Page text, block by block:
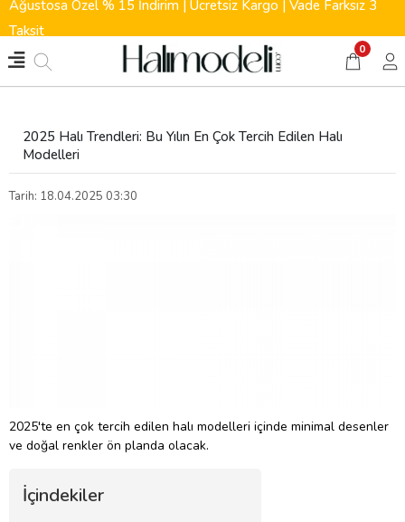
Ağustosa Özel % 15 İndirim | Ücretsiz Kargo | Vade Farksız 3
Taksit
0
2025 Halı Trendleri: Bu Yılın En Çok Tercih Edilen Halı
Modelleri
Tarih: 18.04.2025 03:30
2025'te en çok tercih edilen halı modelleri içinde minimal desenler
ve doğal renkler ön planda olacak.
İçindekiler